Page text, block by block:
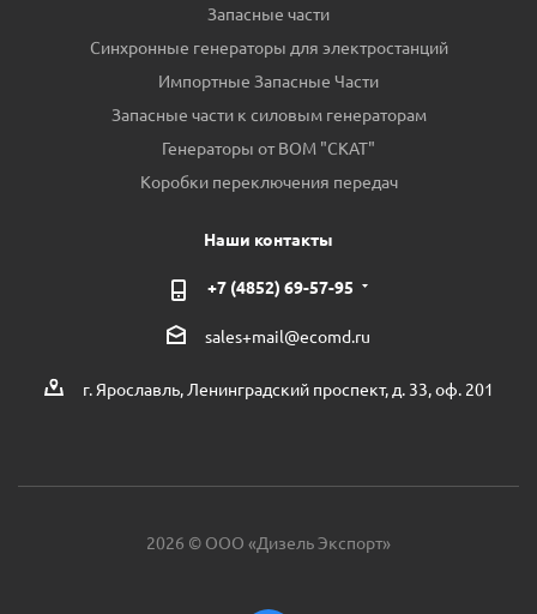
Запасные части
Синхронные генераторы для электростанций
Импортные Запасные Части
Запасные части к силовым генераторам
Генераторы от ВОМ "СКАТ"
Коробки переключения передач
Наши контакты
+7 (4852) 69-57-95
sales+mail@ecomd.ru
г. Ярославль, Ленинградский проспект, д. 33, оф. 201
2026 © ООО «Дизель Экспорт»